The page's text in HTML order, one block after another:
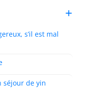
s’il est mal
séjour de yin